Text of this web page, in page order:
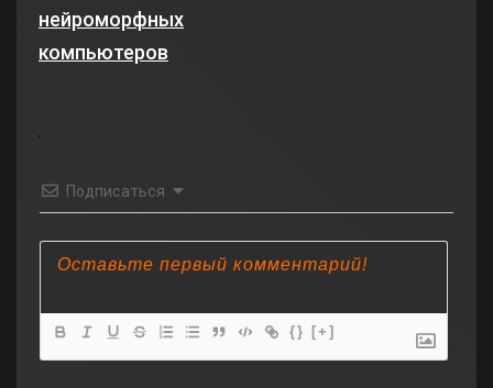
нейроморфных
компьютеров
Подписаться
{} [+]